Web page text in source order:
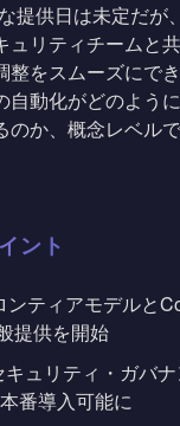
提供日は未定だが
ュリティチームと
整をスムーズにで
自動化がどのよう
のか、概念レベル
ント
ンティアモデルと
提供を開始
ュリティ・ガバ
番導入可能に